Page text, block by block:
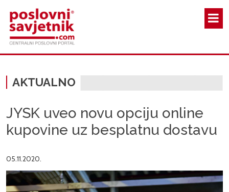
AKTUALNO
JYSK uveo novu opciju online
kupovine uz besplatnu dostavu
05.11.2020.